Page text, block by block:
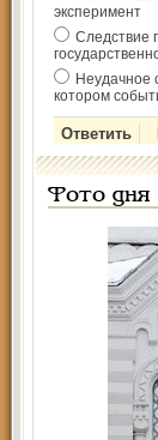
эксперимент
Следствие
Неудачное
котором
Фото дня